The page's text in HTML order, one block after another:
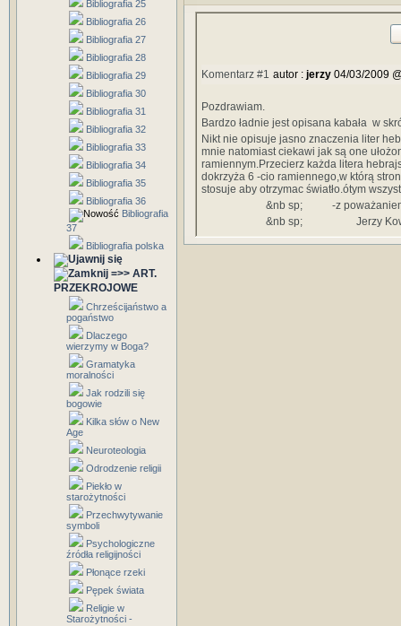
Bibliografia 25
Bibliografia 26
Bibliografia 27
Bibliografia 28
Bibliografia 29
Bibliografia 30
Bibliografia 31
Bibliografia 32
Bibliografia 33
Bibliografia 34
Bibliografia 35
Bibliografia 36
Bibliografia
37
Bibliografia polska
=>> ART.
PRZEKROJOWE
Chrześcijaństwo a
pogaństwo
Dlaczego
wierzymy w Boga?
Gramatyka
moralności
Jak rodzili się
bogowie
Kilka słów o New
Age
Neuroteologia
Odrodzenie religii
Piekło w
starożytności
Przechwytywanie
symboli
Psychologiczne
źródła religijności
Płonące rzeki
Pępek świata
Religie w
Starożytności -
Komentarz #1 autor : jerzy 04/03/2009
Pozdrawiam.
Bardzo ładnie jest opisana kabała w
Nikt nie opisuje jasno znaczenia liter
mnie natomiast ciekawi jak są one
ramiennym.Przecierz każda litera
dokrzyża 6 -cio ramiennego,w którą
stosuje aby otrzymac światło.ótym
&nb sp; -z
&nb sp; Jerzy